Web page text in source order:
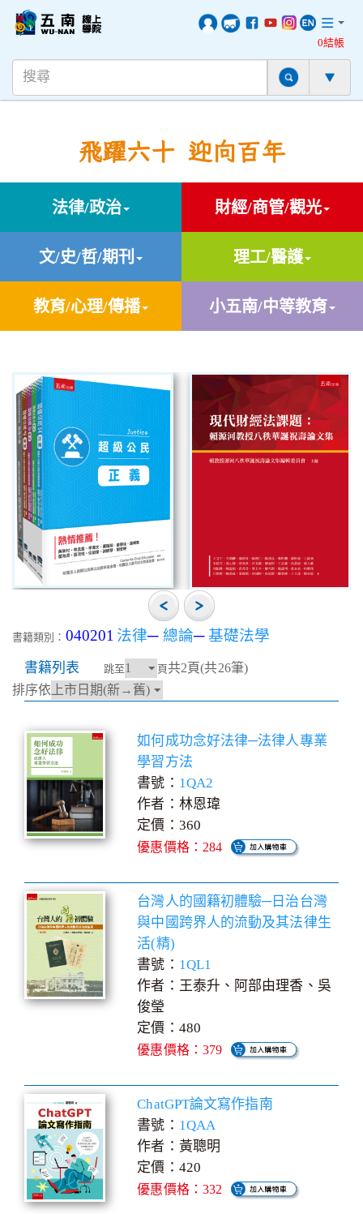
0結帳
飛躍六十 迎向百年
法律/政治 財經/商管/觀光
文/史/哲/期刊 理工/醫護
教育/心理/傳播 小五南/中等教育
書籍類別： 040201 法律─ 總論─基礎法學
書籍列表 跳至 頁共2頁(共26筆)
排序依
如何成功念好法律─法律人專業
學習方法
書號： 1QA2
作者：林恩瑋
定價：360
優惠價格：284
台灣人的國籍初體驗─日治台灣
與中國跨界人的流動及其法律生
活(精)
書號： 1QL1
作者：王泰升、阿部由理香、吳
俊瑩
定價：480
優惠價格：379
ChatGPT論文寫作指南
書號： 1QAA
作者：黃聰明
定價：420
優惠價格：332